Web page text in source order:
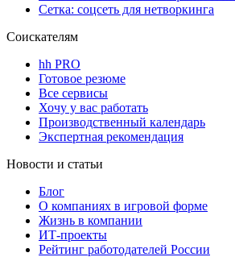
Сетка: соцсеть для нетворкинга
Соискателям
hh PRO
Готовое резюме
Все сервисы
Хочу у вас работать
Производственный календарь
Экспертная рекомендация
Новости и статьи
Блог
О компаниях в игровой форме
Жизнь в компании
ИТ-проекты
Рейтинг работодателей России